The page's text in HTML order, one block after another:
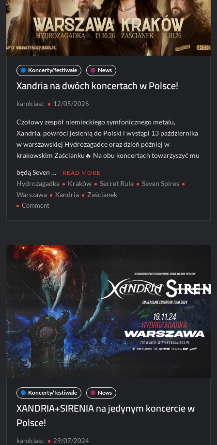
Koncerty/festiwale News
Xandria na dwóch koncertach w Polsce!
karolciasc 12/05/2026
Czołowy zespół niemieckiego symfonicznego metalu,
Xandria, powróci jesienią do Polski i wystąpi 13 października
w warszawskiej Hydrozagadce oraz dzień później w
krakowskim Zaścianku🔥 Na obu koncertach towarzyszyć mu
będą Seven … READ MORE
Hydrozagadka Kraków Secret Rule
Seven Spires
Warszawa
Xandria Zaścianek
Commenton
koncertach
w
Polsce!
Koncerty/festiwale News
XANDRIA+SIRENIA na jedynym koncercie w
Polsce!
karolciasc 29/07/2024